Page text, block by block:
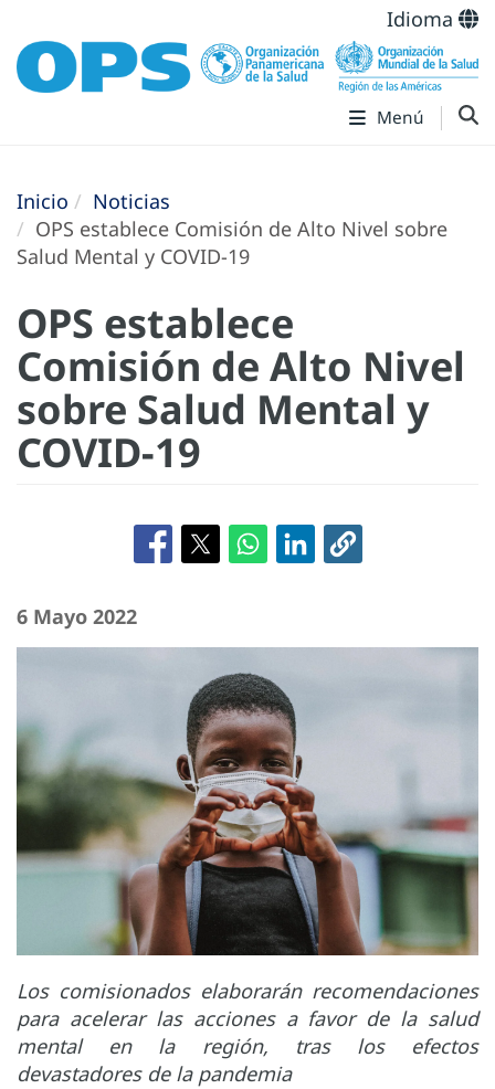
Idioma
Menú
Inicio
Noticias
OPS establece Comisión de Alto Nivel sobre
Salud Mental y COVID-19
OPS establece
Comisión de Alto Nivel
sobre Salud Mental y
COVID-19
6 Mayo 2022
Los comisionados elaborarán recomendaciones
para acelerar las acciones a favor de la salud
mental en la región, tras los efectos
devastadores de la pandemia